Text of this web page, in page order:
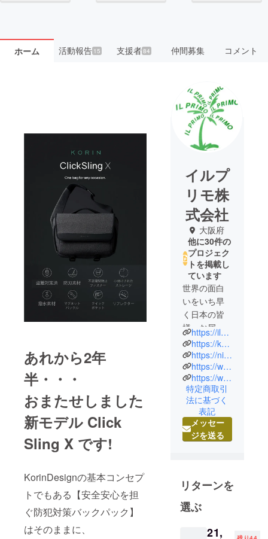
ホーム 活動報告15 支援者84 仲間募集 コメント
あれから2年
半・・・
おまたせしました
新モデル Click
Sling X です!
KorinDesignの基本コンセプ
トでもある【安全安心を担
ぐ防犯対策バックパック】
はそのままに、
イルプ
リモ株
式会社
大阪府
他に30件の
プロジェク
トを掲載し
ています
世界の面白
いをいち早
く日本の皆
様へお届け
できるよ
う、日々各
国の新製品
展示会やス
タートアッ
プの国への
企業訪問を
行っており
株式会社
は、少数精
鋭で事業を
https://ilprimo.com/
https://korin-design.jp/
https://niid-jp.com/
https://www.youtube.com/channel/UCBtz7ooWBeAuj2FV3M2eqrw/videos
https://www.instagram.com/ilprimocom/
特定商取引
法に基づく
表記
メッセー
ジを送る
リターンを
選ぶ
21,